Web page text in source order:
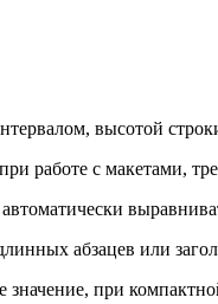
высотой
работе с макетами,
абзацев или
значение, при